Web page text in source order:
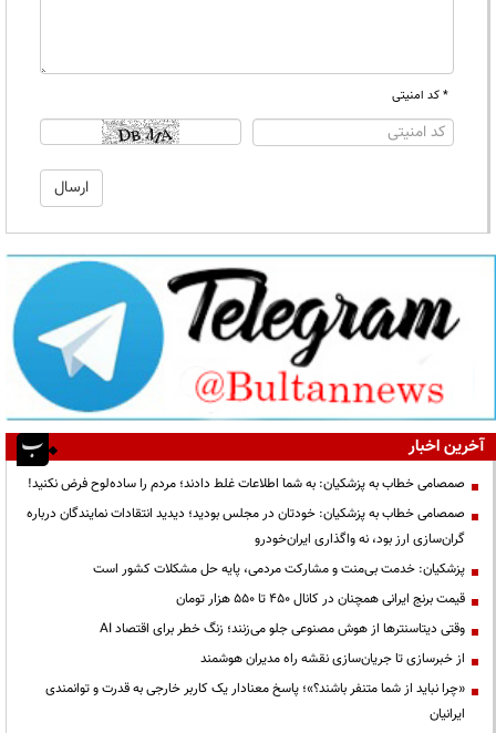
* کد امنیتی
آخرین اخبار
صمصامی خطاب به پزشکیان: به شما اطلاعات غلط دادند؛ مردم را ساده‌لوح فرض نکنید!
صمصامی خطاب به پزشکیان: خودتان در مجلس بودید؛ دیدید انتقادات نمایندگان درباره
گران‌سازی ارز بود، نه واگذاری ایران‌خودرو
پزشکیان: خدمت بی‌منت و مشارکت مردمی، پایه حل مشکلات کشور است
قیمت‌ برنج ایرانی همچنان در کانال ۴۵۰ تا ۵۵۰ هزار تومان
وقتی دیتاسنترها از هوش مصنوعی جلو می‌زنند؛ زنگ خطر برای اقتصاد AI
از خبرسازی تا جریان‌سازی نقشه راه مدیران هوشمند
«چرا نباید از شما متنفر باشند؟»؛ پاسخ معنادار یک کاربر خارجی به قدرت و توانمندی
ایرانیان